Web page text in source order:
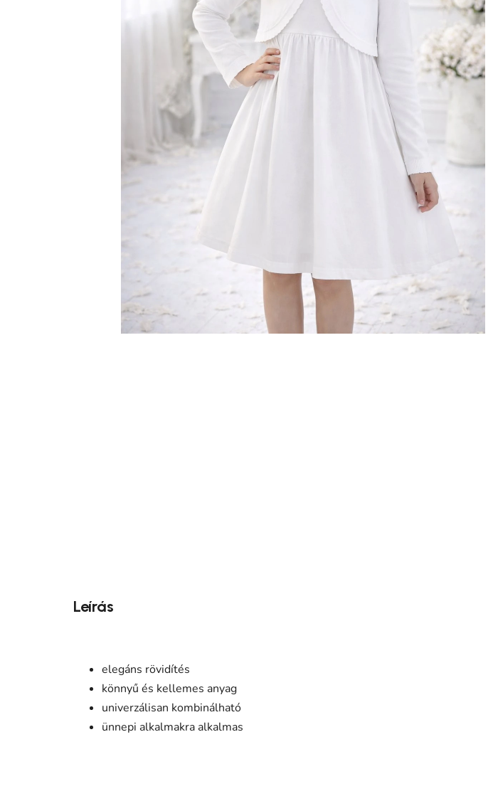
Leírás
elegáns rövidítés
könnyű és kellemes anyag
univerzálisan kombinálható
ünnepi alkalmakra alkalmas